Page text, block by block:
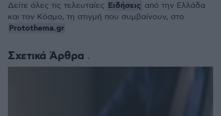
Σχετικά Άρθρα
Δείτε όλες τις τελευταίες Ειδήσεις από την Ελλάδα
και τον Κόσμο, τη στιγμή που συμβαίνουν, στο
Protothema.gr